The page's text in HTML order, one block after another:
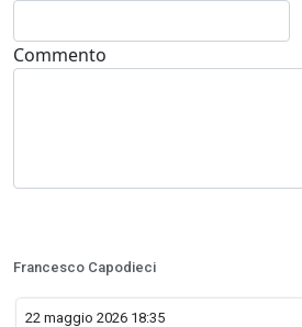
Commento
Francesco Capodieci
22 maggio 2026 18:35